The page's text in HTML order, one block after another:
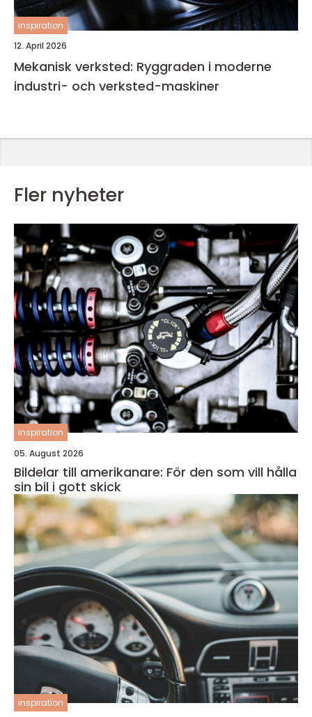
inspiration
12. April 2026
Mekanisk verksted: Ryggraden i moderne
industri- och verksted-maskiner
Fler nyheter
inspiration
05. August 2026
Bildelar till amerikanare: För den som vill hålla
sin bil i gott skick
inspiration